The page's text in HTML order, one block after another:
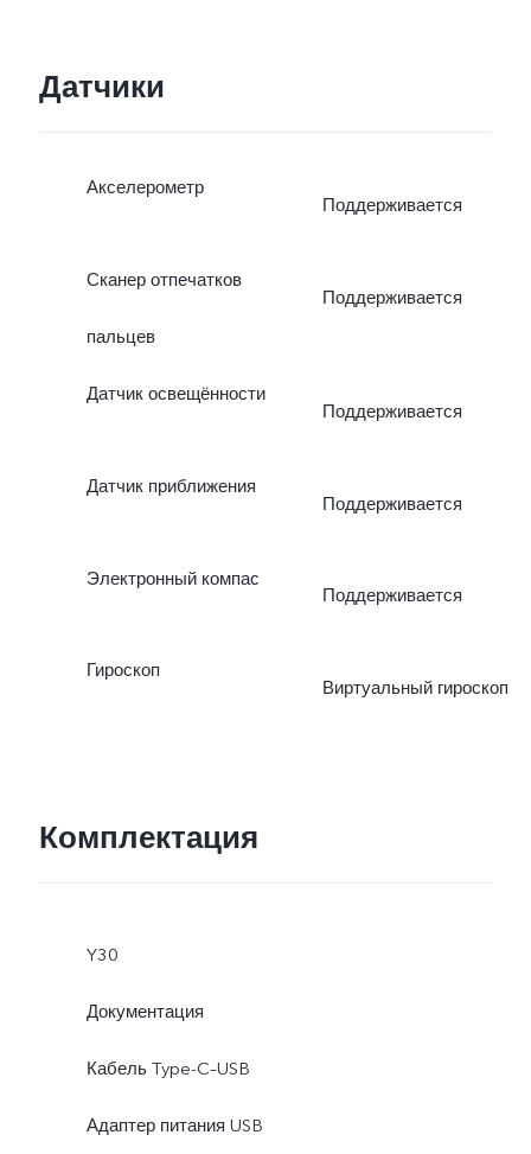
Датчики
Акселерометр
Поддерживается
Сканер отпечатков
пальцев
Поддерживается
Датчик освещённости
Поддерживается
Датчик приближения
Поддерживается
Электронный компас
Поддерживается
Гироскоп
Виртуальный гироскоп
Комплектация
Y30
Документация
Кабель Type-C–USB
Адаптер питания USB